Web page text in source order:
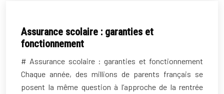
Assurance scolaire : garanties et
fonctionnement
# Assurance scolaire : garanties et fonctionnement
Chaque année, des millions de parents français se
posent la même question à l’approche de la rentrée